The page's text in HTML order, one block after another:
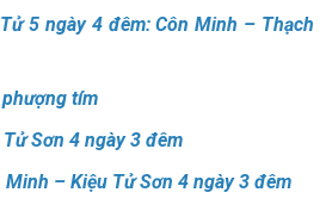
5 ngày 4 đêm: Côn Minh – Thạch
tím
Sơn 4 ngày 3 đêm
Minh – Kiệu Tử Sơn 4 ngày 3 đêm